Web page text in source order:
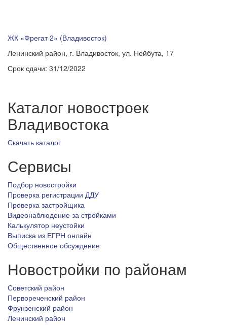
ЖК «Фрегат 2» (Владивосток)
Ленинский район, г. Владивосток, ул. Нейбута, 17
Срок сдачи: 31/12/2022
Каталог новостроек
Владивостока
Скачать каталог
Сервисы
Подбор новостройки
Проверка регистрации ДДУ
Проверка застройщика
Видеонаблюдение за стройками
Калькулятор неустойки
Выписка из ЕГРН онлайн
Общественное обсуждение
Новостройки по районам
Советский район
Первореченский район
Фрунзенский район
Ленинский район